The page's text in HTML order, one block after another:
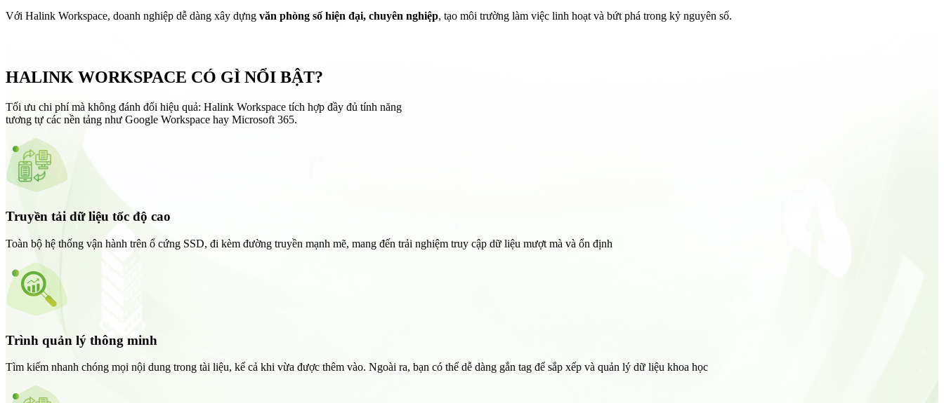
Với Halink Workspace, doanh nghiệp dễ dàng xây dựng văn phòng số hiện đại, chuyên nghiệp, tạo môi trường làm việc linh hoạt và bứt phá trong kỷ nguyên số.
HALINK WORKSPACE CÓ GÌ NỔI BẬT?
Tối ưu chi phí mà không đánh đổi hiệu quả: Halink Workspace tích hợp đầy đủ tính năng
tương tự các nền tảng như Google Workspace hay Microsoft 365.
Truyền tải dữ liệu tốc độ cao
Toàn bộ hệ thống vận hành trên ổ cứng SSD, đi kèm đường truyền mạnh mẽ, mang đến trải nghiệm truy cập dữ liệu mượt mà và ổn định
Trình quản lý thông minh
Tìm kiếm nhanh chóng mọi nội dung trong tài liệu, kể cả khi vừa được thêm vào. Ngoài ra, bạn có thể dễ dàng gắn tag để sắp xếp và quản lý dữ liệu khoa học